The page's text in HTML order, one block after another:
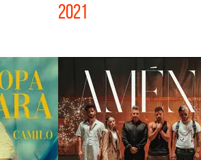
2021